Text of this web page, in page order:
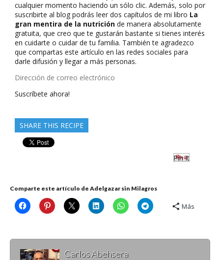
cualquier momento haciendo un sólo clic. Además, solo por
suscribirte al blog podrás leer dos capítulos de mi libro La
gran mentira de la nutrición de manera absolutamente
gratuita, que creo que te gustarán bastante si tienes interés
en cuidarte o cuidar de tu familia. También te agradezco
que compartas este artículo en las redes sociales para
darle difusión y llegar a más personas.
Dirección
correo
Suscríbete ahora!
SHARE THIS RECIPE
Pin It
Comparte este artículo de Adelgazar sin Milagros
Más
Carlos Abehsera